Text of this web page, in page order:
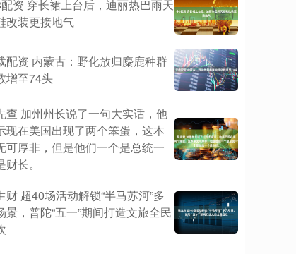
资 穿长裙上台后，迪丽热巴雨天
改装更接地气
配资 内蒙古：野化放归麋鹿种群
增至74头
查 加州州长说了一句大实话，他
现在美国出现了两个笨蛋，这本
可厚非，但是他们一个是总统一
财长。
财 超40场活动解锁“半马苏河”多
景，普陀“五一”期间打造文旅全民